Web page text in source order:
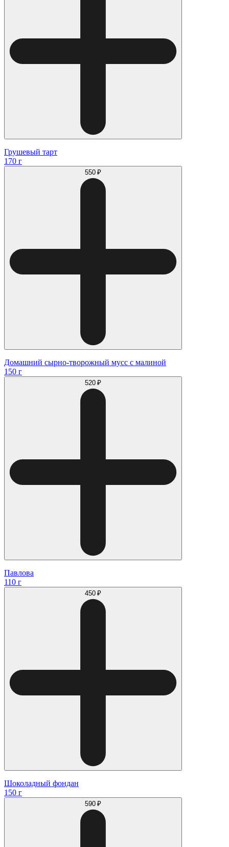
Грушевый тарт
170 г
550 ₽
Домашний сырно-творожный мусс с малиной
150 г
520 ₽
Павлова
110 г
450 ₽
Шоколадный фондан
150 г
590 ₽